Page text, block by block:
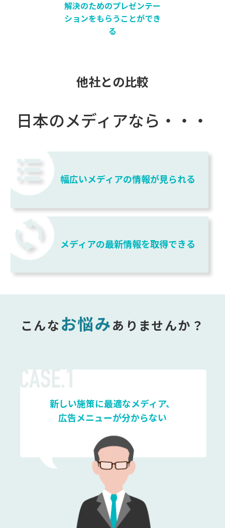
解決のためのプレゼンテー
ションをもらうことができ
る
他社との比較
日本のメディアなら・・・
幅広いメディアの情報が見られる
メディアの最新情報を取得できる
こんなお悩みありませんか？
新しい施策に最適なメディア、
広告メニューが分からない